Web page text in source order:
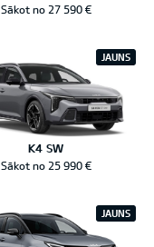
Sākot no 27 590 €
K4 SW
JAUNS
Sākot no 25 990 €
JAUNS